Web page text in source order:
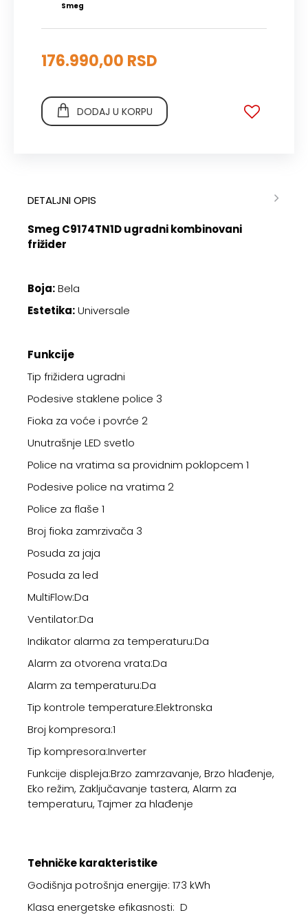
Smeg
176.990,00 RSD
DODAJ U KORPU
DETALJNI OPIS
Smeg C9174TN1D ugradni kombinovani
frižider
Boja:Bela
Estetika:Universale
Funkcije
Tip frižidera ugradni
Podesive staklene police 3
Fioka za voće i povrće 2
Unutrašnje LED svetlo
Police na vratima sa providnim poklopcem 1
Podesive police na vratima 2
Police za flaše 1
Broj fioka zamrzivača 3
Posuda za jaja
Posuda za led
MultiFlow:Da
Ventilator:Da
Indikator alarma za temperaturu:Da
Alarm za otvorena vrata:Da
Alarm za temperaturu:Da
Tip kontrole temperature:Elektronska
Broj kompresora:1
Tip kompresora:Inverter
Funkcije displeja:Brzo zamrzavanje, Brzo hlađenje,
Eko režim, Zaključavanje tastera, Alarm za
temperaturu, Tajmer za hlađenje
Tehničke karakteristike
Godišnja potrošnja energije: 173 kWh
Klasa energetske efikasnosti: D